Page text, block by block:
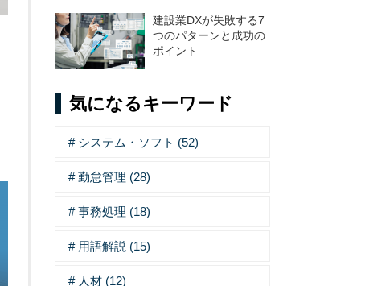
建設業DXが失敗する7
つのパターンと成功の
ポイント
気になるキーワード
システム・ソフト (52)
勤怠管理 (28)
事務処理 (18)
用語解説 (15)
人材 (12)